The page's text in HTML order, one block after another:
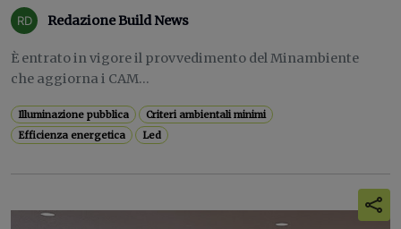
Redazione Build News
È entrato in vigore il provvedimento del Minambiente
che aggiorna i CAM...
Illuminazione pubblica
Criteri ambientali minimi
Efficienza energetica
Led